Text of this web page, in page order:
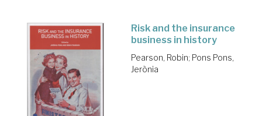
Risk and the insurance
business in history
Pearson, Robin; Pons Pons,
Jerònia